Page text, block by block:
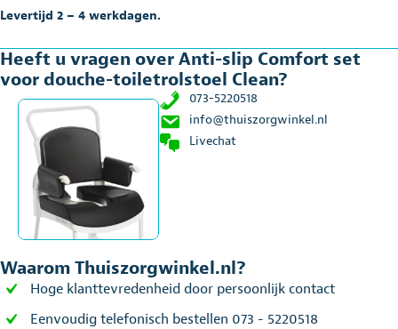
aantal
Levertijd 2 – 4 werkdagen.
Heeft u vragen over Anti-slip Comfort set
voor douche-toiletrolstoel Clean?
073-5220518
info@thuiszorgwinkel.nl
Livechat
Waarom Thuiszorgwinkel.nl?
Hoge klanttevredenheid door persoonlijk contact
Eenvoudig telefonisch bestellen 073 - 5220518